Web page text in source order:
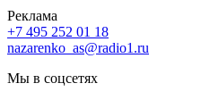
Реклама
+7 495 252 01 18
nazarenko_as@radio1.ru
Мы в соцсетях